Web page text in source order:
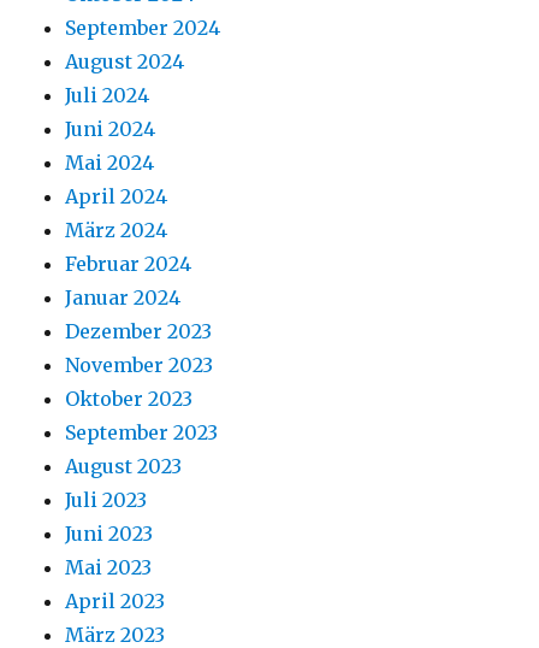
September 2024
August 2024
Juli 2024
Juni 2024
Mai 2024
April 2024
März 2024
Februar 2024
Januar 2024
Dezember 2023
November 2023
Oktober 2023
September 2023
August 2023
Juli 2023
Juni 2023
Mai 2023
April 2023
März 2023